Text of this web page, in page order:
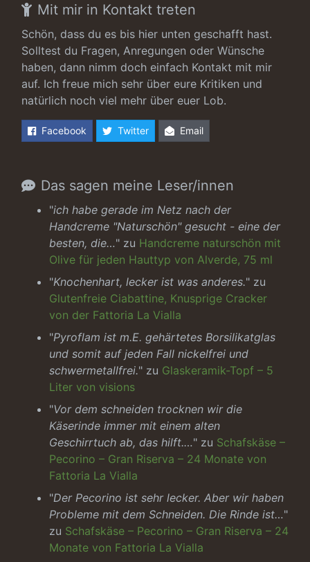
Mit mir in Kontakt treten
Schön, dass du es bis hier unten geschafft hast.
Solltest du Fragen, Anregungen oder Wünsche
haben, dann nimm doch einfach Kontakt mit mir
auf. Ich freue mich sehr über eure Kritiken und
natürlich noch viel mehr über euer Lob.
Facebook Twitter Email
Das sagen meine Leser/innen
"ich habe gerade im Netz nach der
Handcreme "Naturschön" gesucht - eine der
besten, die…" zu Handcreme naturschön mit
Olive für jeden Hauttyp von Alverde, 75 ml
"Knochenhart, lecker ist was anderes." zu
Glutenfreie Ciabattine, Knusprige Cracker
von der Fattoria La Vialla
"Pyroflam ist m.E. gehärtetes Borsilikatglas
und somit auf jeden Fall nickelfrei und
schwermetallfrei." zu Glaskeramik-Topf – 5
Liter von visions
"Vor dem schneiden trocknen wir die
Käserinde immer mit einem alten
Geschirrtuch ab, das hilft.…" zu Schafskäse –
Pecorino – Gran Riserva – 24 Monate von
Fattoria La Vialla
"Der Pecorino ist sehr lecker. Aber wir haben
Probleme mit dem Schneiden. Die Rinde ist…"
zu Schafskäse – Pecorino – Gran Riserva – 24
Monate von Fattoria La Vialla